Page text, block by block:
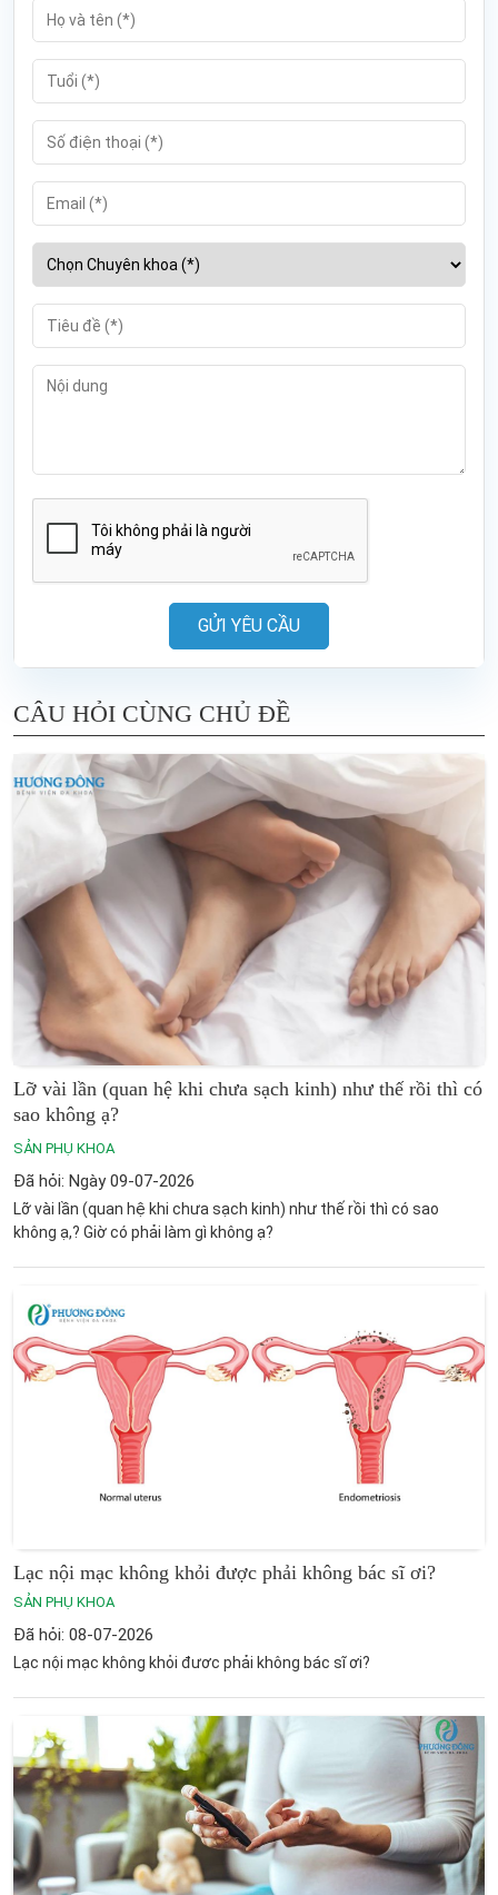
GỬI YÊU CẦU
CÂU HỎI CÙNG CHỦ ĐỀ
Lỡ vài lần (quan hệ khi chưa sạch kinh) như thế rồi thì có
sao không ạ?
SẢN PHỤ KHOA
Đã hỏi: Ngày 09-07-2026
Lỡ vài lần (quan hệ khi chưa sạch kinh) như thế rồi thì có sao
không ạ,? Giờ có phải làm gì không ạ?
Lạc nội mạc không khỏi được phải không bác sĩ ơi?
SẢN PHỤ KHOA
Đã hỏi: 08-07-2026
Lạc nội mạc không khỏi đươc phải không bác sĩ ơi?